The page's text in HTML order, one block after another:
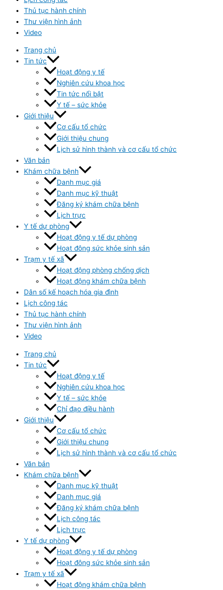
Thủ tục hành chính
Thư viện hình ảnh
Video
Trang chủ
Tin tức
Hoạt động y tế
Nghiên cứu khoa học
Tin tức nổi bật
Y tế – sức khỏe
Giới thiệu
Cơ cấu tổ chức
Giới thiệu chung
Lịch sử hình thành và cơ cấu tổ chức
Văn bản
Khám chữa bệnh
Danh mục giá
Danh mục kỹ thuật
Đăng ký khám chữa bệnh
Lịch trực
Y tế dự phòng
Hoạt động y tế dự phòng
Hoạt đông sức khỏe sinh sản
Trạm y tế xã
Hoạt động phòng chống dịch
Hoạt động khám chữa bệnh
Dân số kế hoạch hóa gia đình
Lịch công tác
Thủ tục hành chính
Thư viện hình ảnh
Video
Trang chủ
Tin tức
Hoạt động y tế
Nghiên cứu khoa học
Y tế – sức khỏe
Chỉ đạo điều hành
Giới thiệu
Cơ cấu tổ chức
Giới thiệu chung
Lịch sử hình thành và cơ cấu tổ chức
Văn bản
Khám chữa bệnh
Danh mục kỹ thuật
Danh mục giá
Đăng ký khám chữa bệnh
Lịch công tác
Lịch trực
Y tế dự phòng
Hoạt động y tế dự phòng
Hoạt đông sức khỏe sinh sản
Trạm y tế xã
Hoạt động khám chữa bệnh